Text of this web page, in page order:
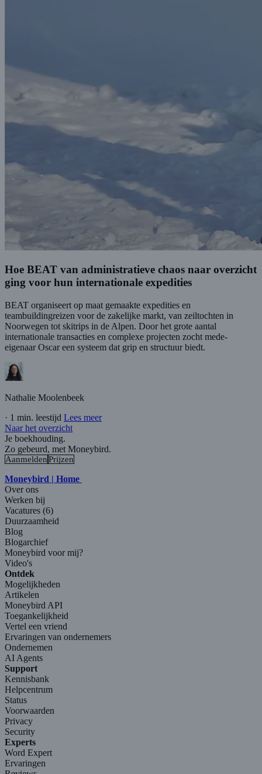
Hoe BEAT van administratieve chaos naar overzicht
ging voor hun internationale expedities
BEAT organiseert op maat gemaakte expedities en
teambuildingreizen voor de zakelijke markt, van zeiltochten in
Noorwegen tot skitrips in de Alpen. Door het grote aantal
internationale transacties en complexe projecten zocht mede-
eigenaar Oscar een systeem dat grip en structuur biedt.
Nathalie Moolenbeek
· 1 min. leestijd Lees meer
Naar het overzicht